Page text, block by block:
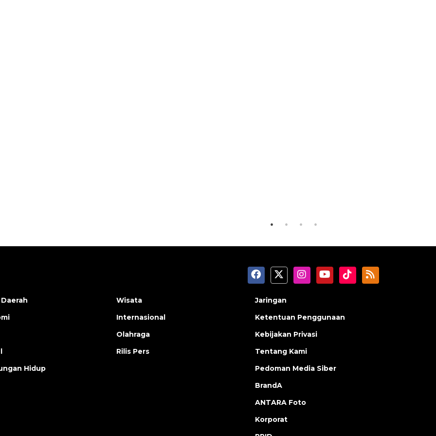
Hidup
Wisata
Internasional
Olahraga
Rilis Pers
Jaringan
Ketentuan Penggunaan
Kebijakan Privasi
Tentang Kami
Pedoman Media Siber
BrandA
ANTARA Foto
Korporat